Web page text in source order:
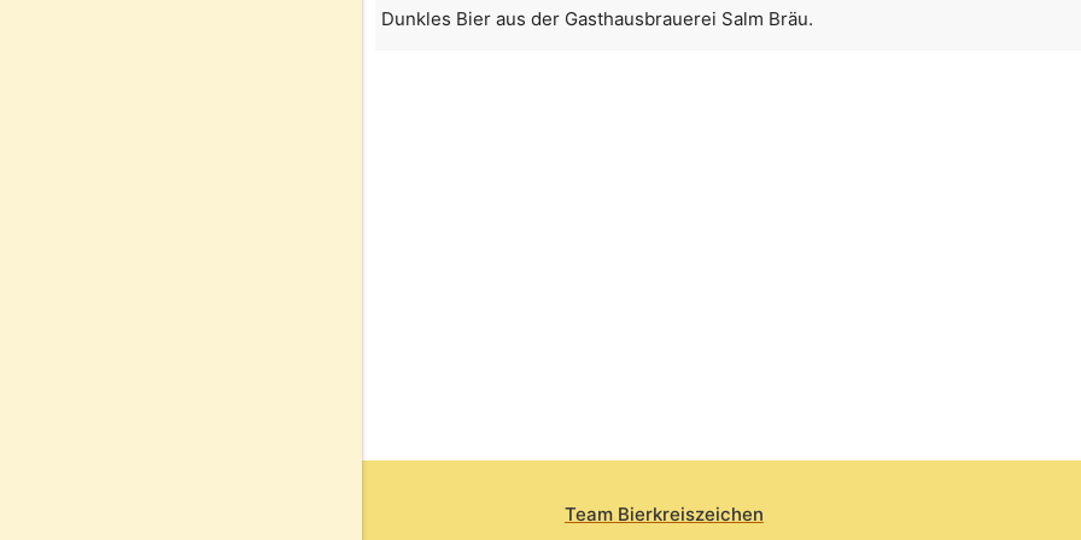
Dunkles Bier aus der Gasthausbrauerei Salm Bräu.
Team Bierkreiszeichen